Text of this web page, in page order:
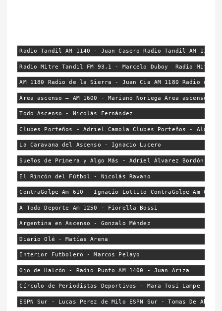
Radio Tandil AM 1140 - Juan Casero Radio Tandil AM
Radio Mitre Tandil FM 93.1 - Marcelo Duboy  Radio
AM 1180 Radio de la Sierra - Juan Cia AM 1180 Radio
Área ascenso – AM 1600 - Mariano Noriega Área ascenso
Todo Ascenso - Nicolás Fernández
Clubes Porteños - Adriel Camola Clubes Porteños - Alan
La Caravana del Ascenso - Ignacio Lucero
Sueños de Primera y Algo Más - Adriel Álvarez Bordón
El Rincón del Fútbol - Nicolás Ravano
ContraGolpe Am 610 - Ignacio Lottito ContraGolpe Am 610 -
A Todo Deporte Am 1250 - Fiorella Bossi
Argentina en Ascenso - Gonzalo Méndez
Diario Olé - Matías Arena
Interior Futbolero - Marcos Pelayo
Ojo de Halcón - Radio Punto AM 1400 - Juan Ariza
Círculo de Periodistas Deportivos - Mara Tosi Lampe
ESPN Sur - Lucas Perez de Milo ESPN Sur - Tomas De